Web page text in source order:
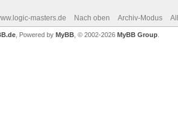
masters.de Nach oben Archiv-Modus
, Powered by MyBB , © 2002-2026 MyBB Group